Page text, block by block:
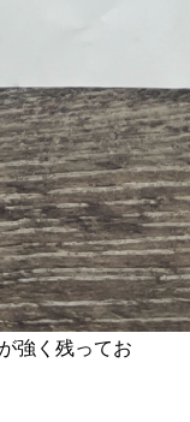
強く残ってお